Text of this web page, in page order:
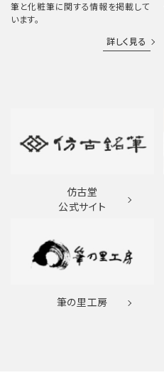
筆と化粧筆に関する情報を掲載して
います。
詳しく見る
仿古堂
公式サイト
筆の里工房